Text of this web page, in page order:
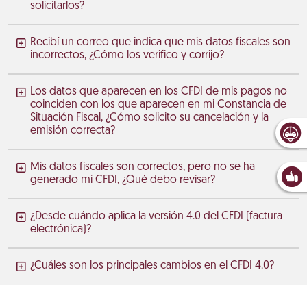
solicitarlos?
Recibí un correo que indica que mis datos fiscales son
incorrectos, ¿Cómo los verifico y corrijo?
Los datos que aparecen en los CFDI de mis pagos no
coinciden con los que aparecen en mi Constancia de
Situación Fiscal, ¿Cómo solicito su cancelación y la
emisión correcta?
Mis datos fiscales son correctos, pero no se ha
generado mi CFDI, ¿Qué debo revisar?
¿Desde cuándo aplica la versión 4.0 del CFDI (factura
electrónica)?
¿Cuáles son los principales cambios en el CFDI 4.0?